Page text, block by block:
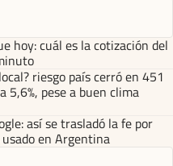
hoy: cuál es la cotización del
riesgo país cerró en 451
5,6%, pese a buen clima
así se trasladó la fe por
en Argentina